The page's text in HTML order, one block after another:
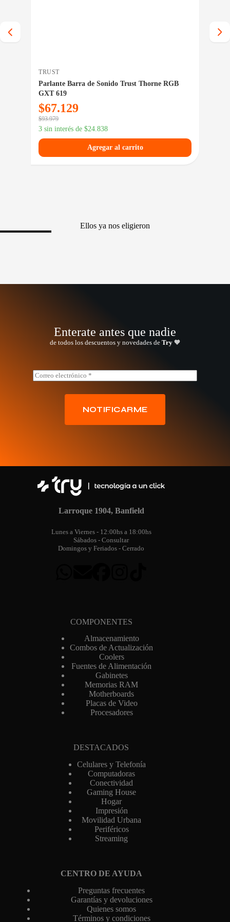
TRUST
Parlante Barra de Sonido Trust Thorne RGB
GXT 619
$67.129
$93.979
3 sin interés de $24.838
Agregar al carrito
Ellos ya nos eligieron
Enterate antes que nadie
de todos los descuentos y novedades de Try🧡
m
a
l
m
E
m
NOTIFICARME
Larroque 1904, Banfield
Lunes a Viernes - 12:00hs a 18:00hs
Sábados - Consultar
Domingos y Feriados - Cerrado
COMPONENTES
Almacenamiento
Combos de Actualización
Coolers
Fuentes de Alimentación
Gabinetes
Memorias RAM
Motherboards
Placas de Video
Procesadores
DESTACADOS
Celulares y Telefonía
Computadoras
Conectividad
Gaming House
Hogar
Impresión
Movilidad Urbana
Periféricos
Streaming
CENTRO DE AYUDA
Preguntas frecuentes
Garantías y devoluciones
Quienes somos
Términos y condiciones